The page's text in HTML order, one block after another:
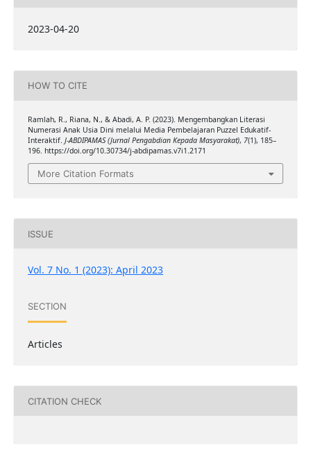
2023-04-20
HOW TO CITE
Ramlah, R., Riana, N., & Abadi, A. P. (2023). Mengembangkan Literasi
Numerasi Anak Usia Dini melalui Media Pembelajaran Puzzel Edukatif-
Interaktif. J-ABDIPAMAS (Jurnal Pengabdian Kepada Masyarakat), 7(1), 185–
196. https://doi.org/10.30734/j-abdipamas.v7i1.2171
More Citation Formats
ISSUE
Vol. 7 No. 1 (2023): April 2023
SECTION
Articles
CITATION CHECK